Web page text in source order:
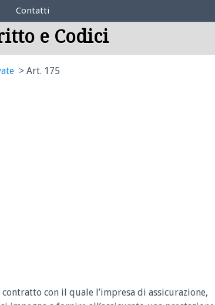
Contatti
e Codici
Art. 175
contratto con il quale l’impresa di assicurazione,